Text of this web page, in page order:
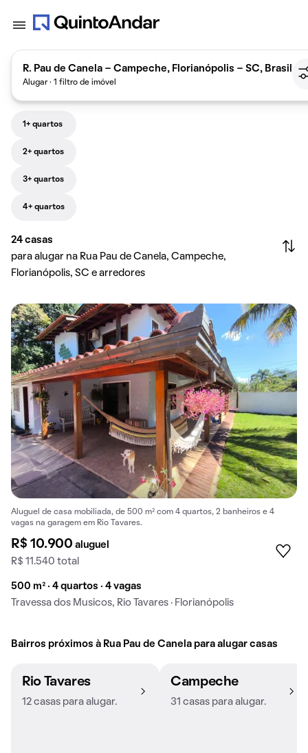
R. Pau de Canela - Campeche, Florianópolis - SC, Brasil
Alugar · 1 filtro de imóvel
1+ quartos
2+ quartos
3+ quartos
4+ quartos
24 casas
para alugar na Rua Pau de Canela, Campeche,
Florianópolis, SC e arredores
Aluguel de casa mobiliada, de 500 m² com 4 quartos, 2 banheiros e 4
vagas na garagem em Rio Tavares.
R$ 10.900aluguel
R$ 11.540 total
500 m² · 4 quartos · 4 vagas
Travessa dos Musicos, Rio Tavares · Florianópolis
Bairros próximos à Rua Pau de Canela para alugar casas
Rio Tavares
12 casas para alugar.
Campeche
31 casas para alugar.